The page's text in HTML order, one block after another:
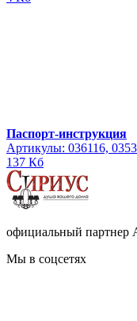
Паспорт-инструкция
Артикулы: 036116,
137 Кб
официальный партнер
Мы в соцсетях